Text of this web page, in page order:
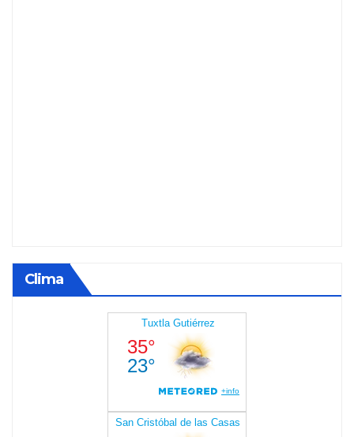
Clima